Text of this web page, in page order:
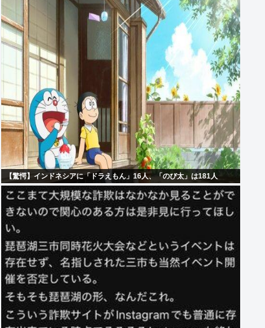
【驚愕】インドネシアに「ドラえもん」16人、「のび太」は181人